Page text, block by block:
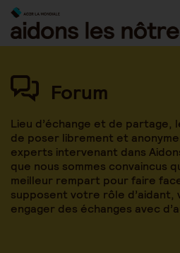
Skip
content
Forum
Lieu d’échange et de partage,
de poser librement et
experts intervenant dans
que nous sommes convaincus
meilleur rempart pour faire
supposent votre rôle d’aidant,
engager des échanges avec